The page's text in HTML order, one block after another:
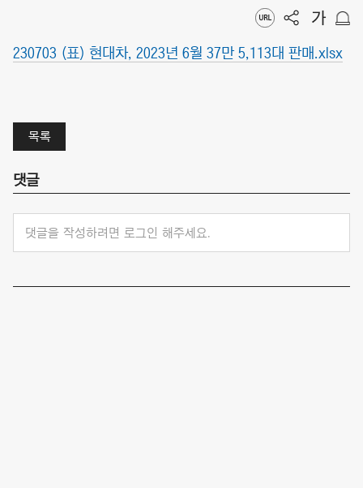
230703 (표) 현대차, 2023년 6월 37만 5,113대 판매.xlsx
목록
댓글
댓글을 작성하려면 로그인 해주세요.